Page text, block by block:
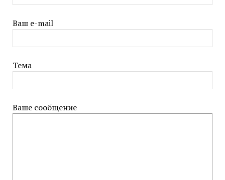
Ваш e-mail
Тема
Ваше сообщение